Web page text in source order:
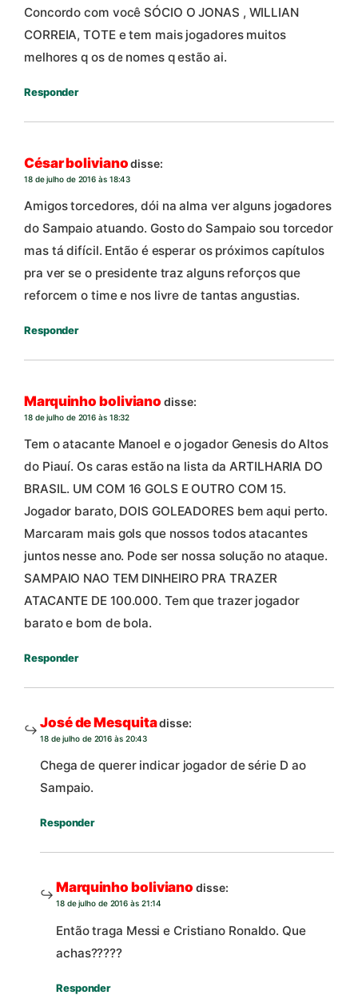
Concordo com você SÓCIO O JONAS , WILLIAN
CORREIA, TOTE e tem mais jogadores muitos
melhores q os de nomes q estão ai.
Responder
César boliviano disse:
18 de julho de 2016 às 18:43
Amigos torcedores, dói na alma ver alguns jogadores
do Sampaio atuando. Gosto do Sampaio sou torcedor
mas tá difícil. Então é esperar os próximos capítulos
pra ver se o presidente traz alguns reforços que
reforcem o time e nos livre de tantas angustias.
Responder
Marquinho boliviano disse:
18 de julho de 2016 às 18:32
Tem o atacante Manoel e o jogador Genesis do Altos
do Piauí. Os caras estão na lista da ARTILHARIA DO
BRASIL. UM COM 16 GOLS E OUTRO COM 15.
Jogador barato, DOIS GOLEADORES bem aqui perto.
Marcaram mais gols que nossos todos atacantes
juntos nesse ano. Pode ser nossa solução no ataque.
SAMPAIO NAO TEM DINHEIRO PRA TRAZER
ATACANTE DE 100.000. Tem que trazer jogador
barato e bom de bola.
Responder
José de Mesquitadisse:
18 de julho de 2016 às 20:43
Chega de querer indicar jogador de série D ao
Sampaio.
Responder
Marquinho boliviano disse:
18 de julho de 2016 às 21:14
Então traga Messi e Cristiano Ronaldo. Que
achas?????
Responder